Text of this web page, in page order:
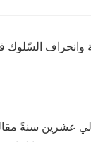
عشرين سنةً